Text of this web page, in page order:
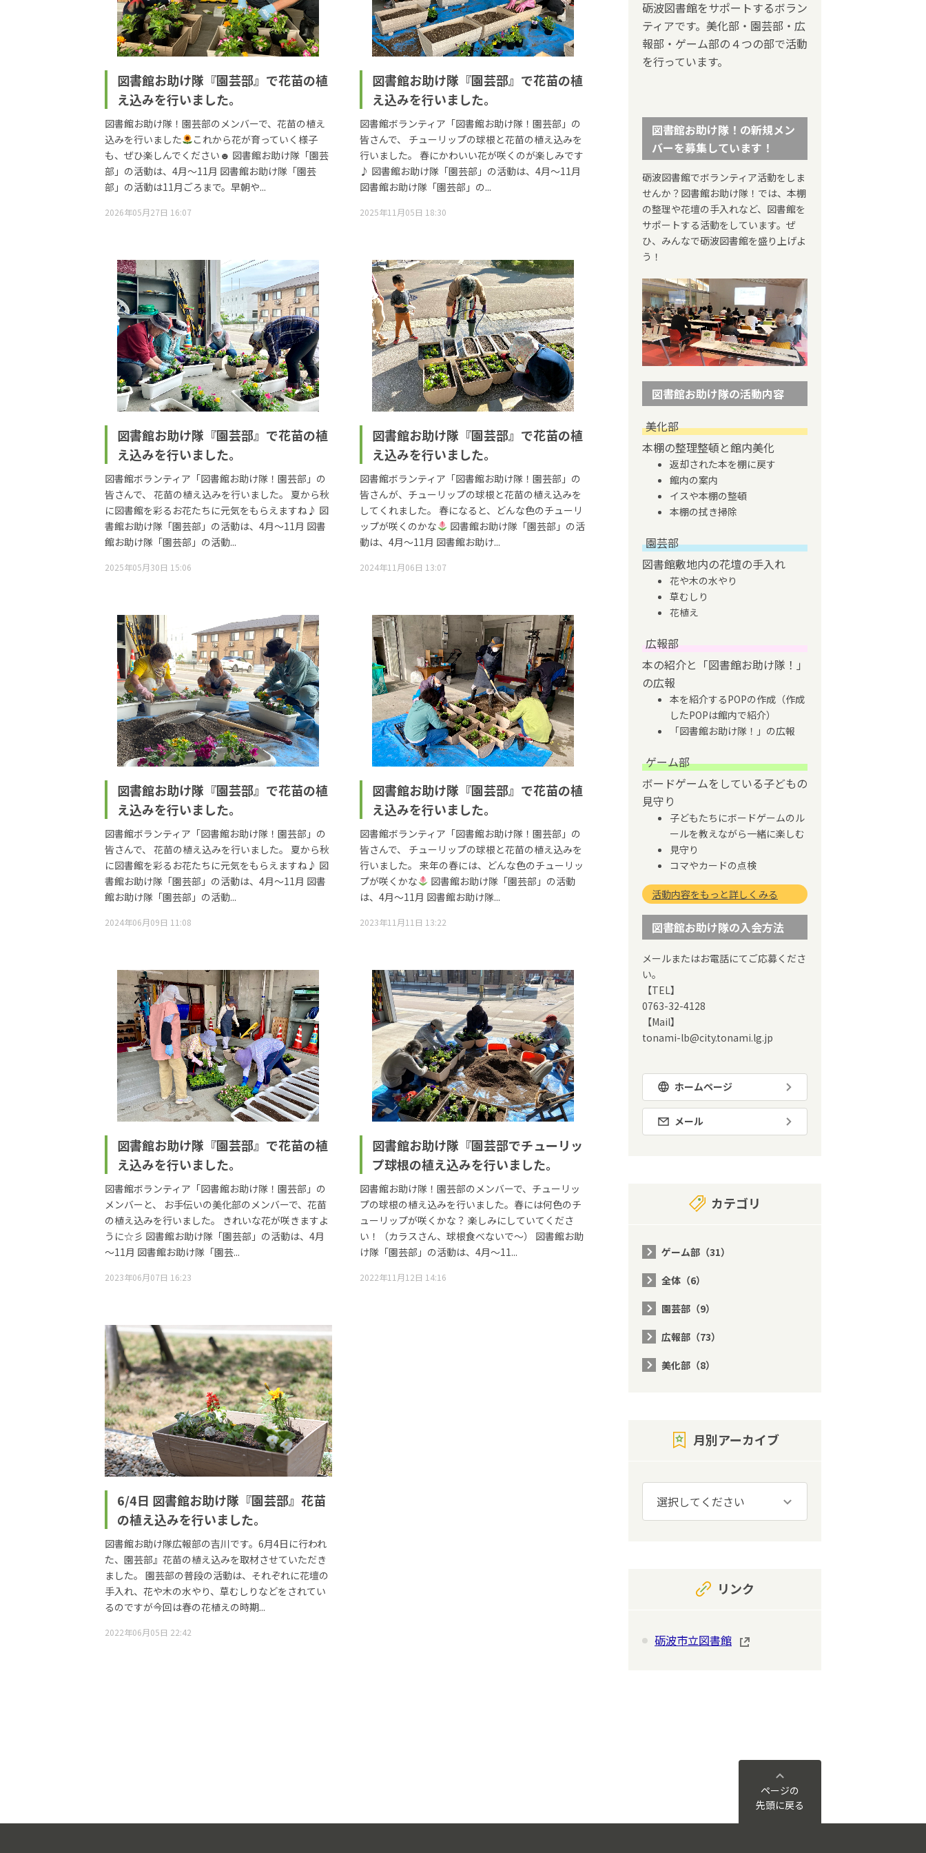
図書館お助け隊『園芸部』で花苗の植
え込みを行いました。
図書館お助け隊！園芸部のメンバーで、花苗の植え
込みを行いました
これから花が育っていく様子
も、ぜひ楽しんでください☻ 図書館お助け隊「園芸
部」の活動は、4月～11月 図書館お助け隊「園芸
部」の活動は11月ごろまで。早朝や...
2026年05月27日 16:07
図書館お助け隊『園芸部』で花苗の植
え込みを行いました。
図書館ボランティア「図書館お助け隊！園芸部」の
皆さんで、 チューリップの球根と花苗の植え込みを
行いました。 春にかわいい花が咲くのが楽しみです
♪ 図書館お助け隊「園芸部」の活動は、4月～11月
図書館お助け隊「園芸部」の...
2025年11月05日 18:30
図書館お助け隊『園芸部』で花苗の植
え込みを行いました。
図書館ボランティア「図書館お助け隊！園芸部」の
皆さんで、 花苗の植え込みを行いました。 夏から秋
に図書館を彩るお花たちに元気をもらえますね♪ 図
書館お助け隊「園芸部」の活動は、4月～11月 図書
館お助け隊「園芸部」の活動...
2025年05月30日 15:06
図書館お助け隊『園芸部』で花苗の植
え込みを行いました。
図書館ボランティア「図書館お助け隊！園芸部」の
皆さんが、チューリップの球根と花苗の植え込みを
してくれました。 春になると、どんな色のチューリ
ップが咲くのかな
図書館お助け隊「園芸部」の活
動は、4月～11月 図書館お助け...
2024年11月06日 13:07
図書館お助け隊『園芸部』で花苗の植
え込みを行いました。
図書館ボランティア「図書館お助け隊！園芸部」の
皆さんで、 花苗の植え込みを行いました。 夏から秋
に図書館を彩るお花たちに元気をもらえますね♪ 図
書館お助け隊「園芸部」の活動は、4月～11月 図書
館お助け隊「園芸部」の活動...
2024年06月09日 11:08
図書館お助け隊『園芸部』で花苗の植
え込みを行いました。
図書館ボランティア「図書館お助け隊！園芸部」の
皆さんで、 チューリップの球根と花苗の植え込みを
行いました。 来年の春には、どんな色のチューリッ
プが咲くかな
図書館お助け隊「園芸部」の活動
は、4月～11月 図書館お助け隊...
2023年11月11日 13:22
図書館お助け隊『園芸部』で花苗の植
え込みを行いました。
図書館ボランティア「図書館お助け隊！園芸部」の
メンバーと、 お手伝いの美化部のメンバーで、花苗
の植え込みを行いました。 きれいな花が咲きますよ
うに☆彡 図書館お助け隊「園芸部」の活動は、4月
～11月 図書館お助け隊「園芸...
2023年06月07日 16:23
図書館お助け隊『園芸部でチューリッ
プ球根の植え込みを行いました。
図書館お助け隊！園芸部のメンバーで、チューリッ
プの球根の植え込みを行いました。春には何色のチ
ューリップが咲くかな？ 楽しみにしていてくださ
い！（カラスさん、球根食べないで～） 図書館お助
け隊「園芸部」の活動は、4月～11...
2022年11月12日 14:16
6/4日 図書館お助け隊『園芸部』花苗
の植え込みを行いました。
図書館お助け隊広報部の吉川です。6月4日に行われ
た、園芸部』花苗の植え込みを取材させていただき
ました。 園芸部の普段の活動は、それぞれに花壇の
手入れ、花や木の水やり、草むしりなどをされてい
るのですが今回は春の花植えの時期...
2022年06月05日 22:42
砺波図書館をサポートするボラン
ティアです。美化部・園芸部・広
報部・ゲーム部の４つの部で活動
を行っています。
図書館お助け隊！の新規メン
バーを募集しています！
砺波図書館でボランティア活動をしま
せんか？図書館お助け隊！では、本棚
の整理や花壇の手入れなど、図書館を
サポートする活動をしています。ぜ
ひ、みんなで砺波図書館を盛り上げよ
う！
図書館お助け隊の活動内容
美化部
本棚の整理整頓と館内美化
返却された本を棚に戻す
館内の案内
イスや本棚の整頓
本棚の拭き掃除
園芸部
図書館敷地内の花壇の手入れ
花や木の水やり
草むしり
花植え
広報部
本の紹介と「図書館お助け隊！」
の広報
本を紹介するPOPの作成（作成
したPOPは館内で紹介）
「図書館お助け隊！」の広報
ゲーム部
ボードゲームをしている子どもの
見守り
子どもたちにボードゲームのル
ールを教えながら一緒に楽しむ
見守り
コマやカードの点検
活動内容をもっと詳しくみる
図書館お助け隊の入会方法
メールまたはお電話にてご応募くださ
い。
【TEL】
0763-32-4128
【Mail】
tonami-lb@city.tonami.lg.jp
ホームページ
メール
カテゴリ
ゲーム部（31）
全体（6）
園芸部（9）
広報部（73）
美化部（8）
月別アーカイブ
リンク
砺波市立図書館
ページの
先頭に戻る